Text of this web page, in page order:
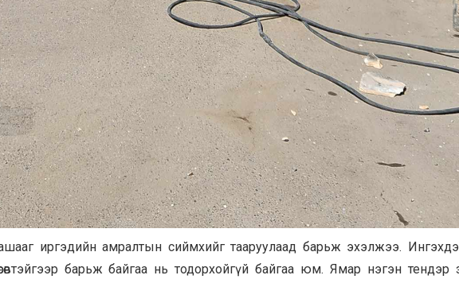
иргэдийн амралтын сиймхийг тааруулаад барьж эхэлжээ.
барьж байгаа нь тодорхойгүй байгаа юм. Ямар нэгэн тендэр